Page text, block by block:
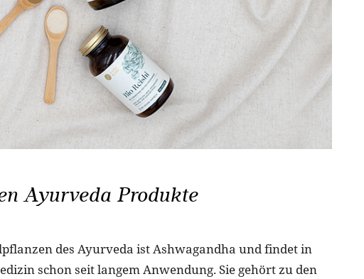
Ayurveda Produkte
des Ayurveda ist Ashwagandha und findet in
schon seit langem Anwendung. Sie gehört zu den